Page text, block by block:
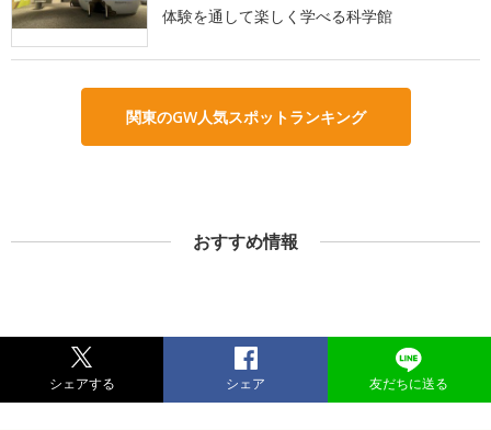
体験を通して楽しく学べる科学館
関東のGW人気スポットランキング
おすすめ情報
シェアする シェア 友だちに送る